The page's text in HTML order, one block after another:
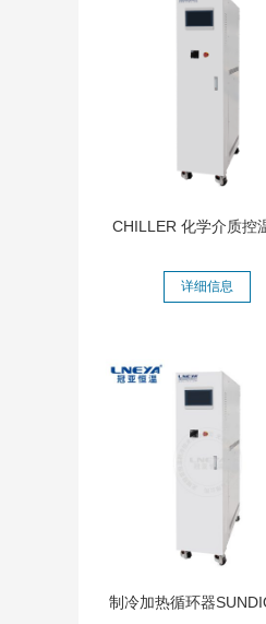
CHILLER 化学介质控
详细信息
制冷加热循环器